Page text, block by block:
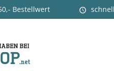
Bestellwert